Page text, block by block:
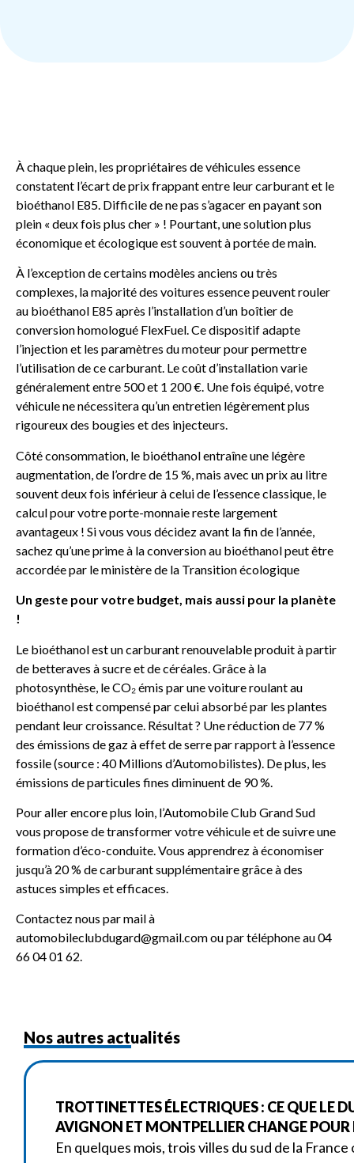
À chaque plein, les propriétaires de véhicules essence
constatent l’écart de prix frappant entre leur carburant et le
bioéthanol E85. Difficile de ne pas s’agacer en payant son
plein « deux fois plus cher » ! Pourtant, une solution plus
économique et écologique est souvent à portée de main.
À l’exception de certains modèles anciens ou très
complexes, la majorité des voitures essence peuvent rouler
au bioéthanol E85 après l’installation d’un boîtier de
conversion homologué FlexFuel. Ce dispositif adapte
l’injection et les paramètres du moteur pour permettre
l’utilisation de ce carburant. Le coût d’installation varie
généralement entre 500 et 1 200 €. Une fois équipé, votre
véhicule ne nécessitera qu’un entretien légèrement plus
rigoureux des bougies et des injecteurs.
Côté consommation, le bioéthanol entraîne une légère
augmentation, de l’ordre de 15 %, mais avec un prix au litre
souvent deux fois inférieur à celui de l’essence classique, le
calcul pour votre porte-monnaie reste largement
avantageux ! Si vous vous décidez avant la fin de l’année,
sachez qu’une prime à la conversion au bioéthanol peut être
accordée par le ministère de la Transition écologique
Un geste pour votre budget, mais aussi pour la planète
!
Le bioéthanol est un carburant renouvelable produit à partir
de betteraves à sucre et de céréales. Grâce à la
photosynthèse, le CO₂ émis par une voiture roulant au
bioéthanol est compensé par celui absorbé par les plantes
pendant leur croissance. Résultat ? Une réduction de 77 %
des émissions de gaz à effet de serre par rapport à l’essence
fossile (source : 40 Millions d’Automobilistes). De plus, les
émissions de particules fines diminuent de 90 %.
Pour aller encore plus loin, l’Automobile Club Grand Sud
vous propose de transformer votre véhicule et de suivre une
formation d’éco-conduite. Vous apprendrez à économiser
jusqu’à 20 % de carburant supplémentaire grâce à des
astuces simples et efficaces.
Contactez nous par mail à
automobileclubdugard@gmail.com ou par téléphone au 04
66 04 01 62.
Nos autres actualités
TROTTINETTES ÉLECTRIQUES : CE QUE LE
AVIGNON ET MONTPELLIER CHANGE POUR
En quelques mois, trois villes du sud de la